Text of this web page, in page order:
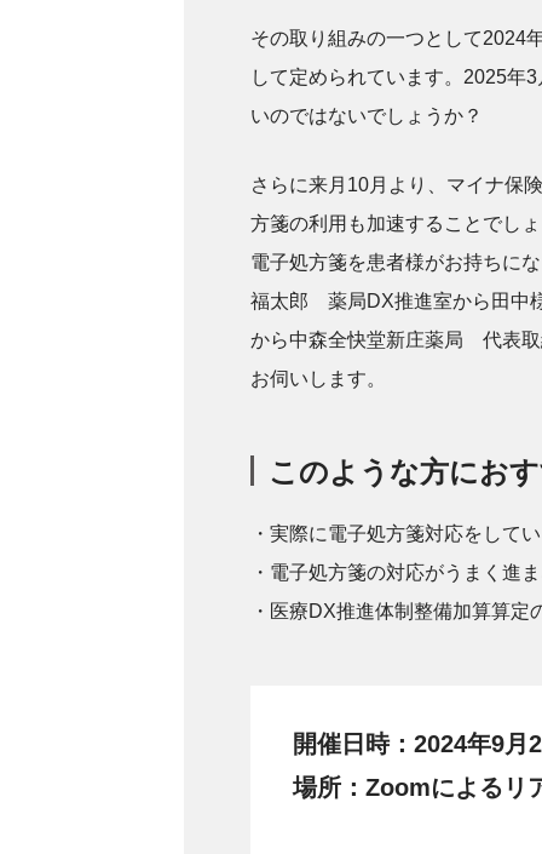
その取り組みの一つとして2024
して定められています。2025年
いのではないでしょうか？
さらに来月10月より、マイナ保
方箋の利用も加速することでし
電子処方箋を患者様がお持ちに
福太郎 薬局DX推進室から田中
から中森全快堂新庄薬局 代表
お伺いします。
このような方にお
・実際に電子処方箋対応をして
・電子処方箋の対応がうまく進
・医療DX推進体制整備加算算
開催日時：2024年9月
場所：Zoomによるリ